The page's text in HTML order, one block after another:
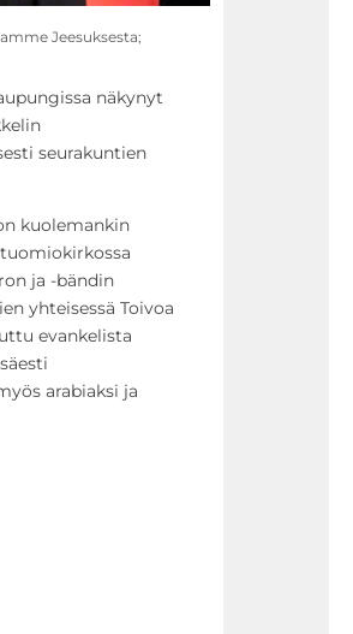
Jeesuksesta;
näkynyt
seurakuntien
kuolemankin
ja -bändin
yhteisessä Toivoa
evankelista
arabiaksi ja